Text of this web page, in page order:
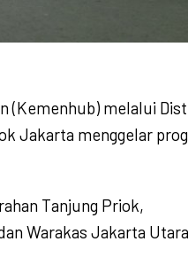
(Kemenhub) melalui
Jakarta menggelar
Tanjung Priok,
Warakas Jakarta Utara